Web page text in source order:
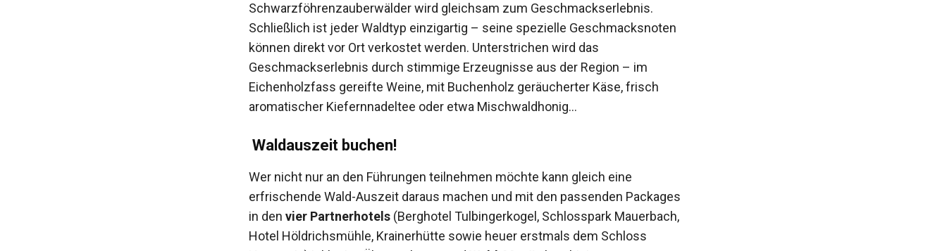
Schwarzföhrenzauberwälder wird gleichsam zum Geschmackserlebnis.
Schließlich ist jeder Waldtyp einzigartig – seine spezielle Geschmacksnoten
können direkt vor Ort verkostet werden. Unterstrichen wird das
Geschmackserlebnis durch stimmige Erzeugnisse aus der Region – im
Eichenholzfass gereifte Weine, mit Buchenholz geräucherter Käse, frisch
aromatischer Kiefernnadeltee oder etwa Mischwaldhonig…
Waldauszeit buchen!
Wer nicht nur an den Führungen teilnehmen möchte kann gleich eine
erfrischende Wald-Auszeit daraus machen und mit den passenden Packages
in den vier Partnerhotels(Berghotel Tulbingerkogel, Schlosspark Mauerbach,
Hotel Höldrichsmühle, Krainerhütte sowie heuer erstmals dem Schloss